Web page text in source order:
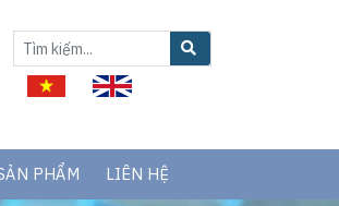
PHẨM LIÊN HỆ